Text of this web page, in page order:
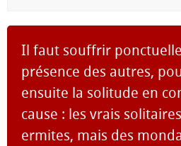
Il faut souffrir
présence des autres,
ensuite la solitude en
cause : les vrais
ermites, mais des